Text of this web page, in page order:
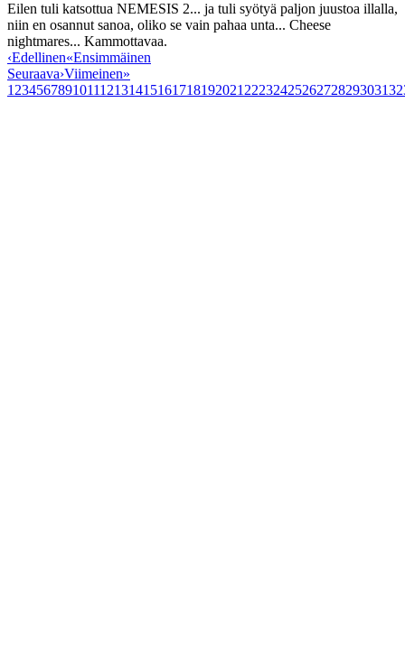
Eilen tuli katsottua NEMESIS 2... ja tuli syötyä paljon juustoa illalla,
niin en osannut sanoa, oliko se vain pahaa unta... Cheese
nightmares... Kammottavaa.
‹Edellinen«Ensimmäinen
Seuraava›Viimeinen»
1 23456789101112131415161718192021 2223242526272829303132